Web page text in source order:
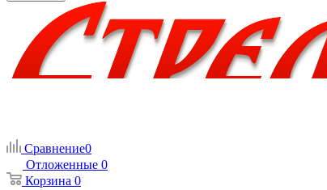
Сравнение0
Отложенные 0
Корзина 0